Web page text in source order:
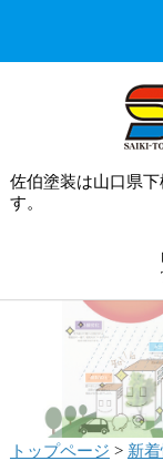
佐伯塗装は山口県
す。
トップページ > 新